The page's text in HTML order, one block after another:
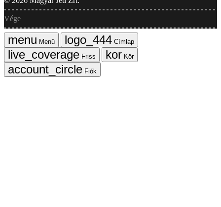
Vége
Menü
Címlap
Friss
Kör
Fiók